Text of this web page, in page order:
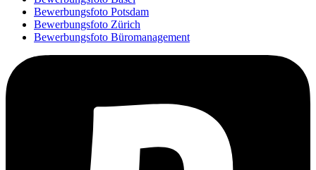
Bewerbungsfoto Potsdam
Bewerbungsfoto Zürich
Bewerbungsfoto Büromanagement